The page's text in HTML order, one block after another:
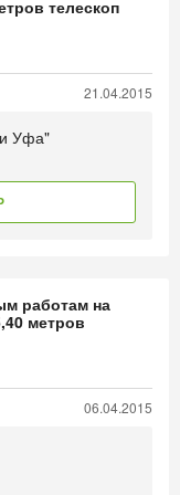
телескоп
21.04.2015
Уфа"
работам на
метров
06.04.2015